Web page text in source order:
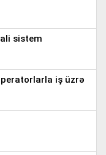
sistem